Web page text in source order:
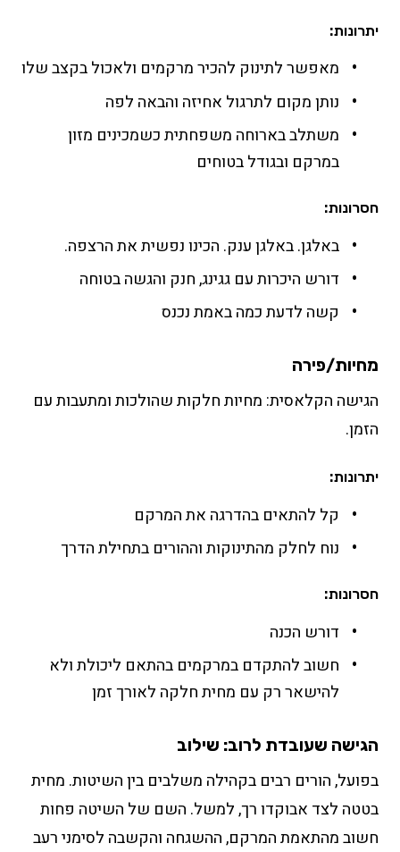
יתרונות:
מאפשר לתינוק להכיר מרקמים ולאכול בקצב שלו
נותן מקום לתרגול אחיזה והבאה לפה
משתלב בארוחה משפחתית כשמכינים מזון
במרקם ובגודל בטוחים
חסרונות:
באלגן. באלגן ענק. הכינו נפשית את הרצפה.
דורש היכרות עם גגינג, חנק והגשה בטוחה
קשה לדעת כמה באמת נכנס
מחיות/פירה
הגישה הקלאסית: מחיות חלקות שהולכות ומתעבות עם
הזמן.
יתרונות:
קל להתאים בהדרגה את המרקם
נוח לחלק מהתינוקות וההורים בתחילת הדרך
חסרונות:
דורש הכנה
חשוב להתקדם במרקמים בהתאם ליכולת ולא
להישאר רק עם מחית חלקה לאורך זמן
הגישה שעובדת לרוב: שילוב
בפועל, הורים רבים בקהילה משלבים בין השיטות. מחית
בטטה לצד אבוקדו רך, למשל. השם של השיטה פחות
חשוב מהתאמת המרקם, ההשגחה והקשבה לסימני רעב